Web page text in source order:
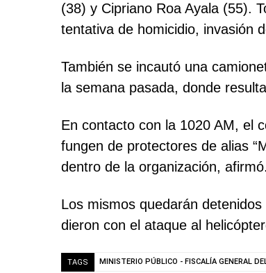
(38) y Cipriano Roa Ayala (55).
tentativa de homicidio, invasión
También se incautó una
la semana pasada, donde
En contacto con la 1020 AM, el
fungen de protectores de alias
dentro de la organización, afirmó.
Los mismos quedarán
dieron con el ataque al
TAGS MINISTERIO PÚBLICO - FISCALÍA GENERAL